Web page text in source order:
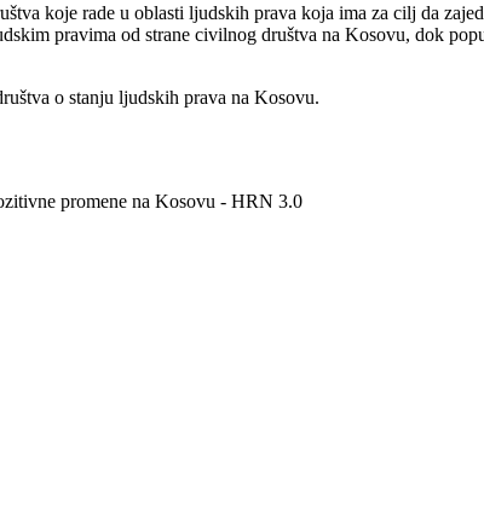
koje rade u oblasti ljudskih prava koja ima za cilj da
pravima od strane civilnog društva na Kosovu, dok
o stanju ljudskih prava na Kosovu.
promene na Kosovu - HRN 3.0